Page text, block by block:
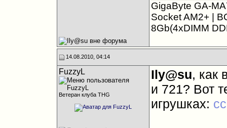
GigaByte GA-
Socket AM2+ |
8Gb(4xDIMM
14.08.2010, 04:14
FuzzyL
Ветеран клуба THG
Ily@su, как
и 721? Вот
игрушках: